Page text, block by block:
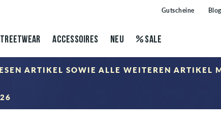
Gutscheine Blog
ACCESSOIRES NEU SALE
ARTIKEL SOWIE ALLE WEITEREN ARTIKEL